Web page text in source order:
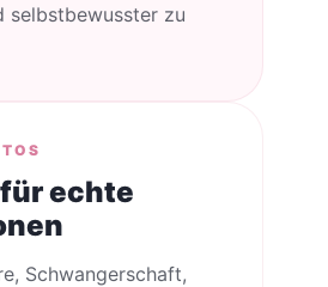
selbstbewusster zu
echte
Schwangerschaft,